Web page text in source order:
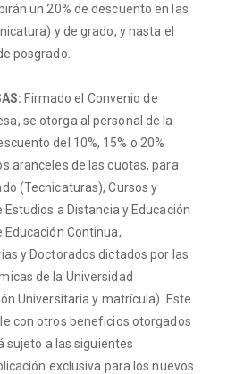
un 20% de descuento en las
y de grado, y hasta el
posgrado.
Firmado el Convenio de
se otorga al personal de la
del 10%, 15% o 20%
aranceles de las cuotas, para
(Tecnicaturas), Cursos y
a Distancia y Educación
Educación Continua,
y Doctorados dictados por las
de la Universidad
Universitaria y matrícula). Este
con otros beneficios otorgados
sujeto a las siguientes
exclusiva para los nuevos